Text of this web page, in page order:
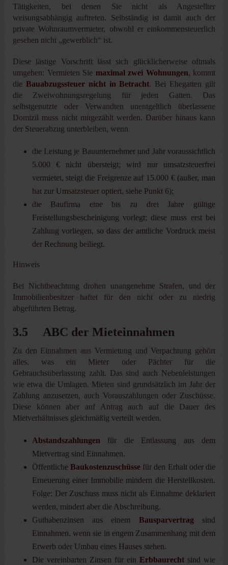
Tätigkeiten, bei denen Sie nicht als Angestellter
weisungsabhängig auftreten. Selbständig ist damit auch der
private Wohnraumvermieter, obwohl er einkommensteuerlich
gesehen nicht „gewerblich“ ist.
Diese lästige Vorschrift lässt sich glücklicherweise oftmals
umgehen: Vermieten Sie maximal zwei Wohnungen, kommt
die Bauabzugssteuer nicht in Betracht. Bei Ehegatten gilt
die Zweiwohnungsregelung für jeden Gatten. Das
selbstgenutzte oder Verwandten unentgeltlich überlassene
Domizil muss nicht mitgezählt werden. Darüber hinaus kann
der Steuerabzug unterbleiben, wenn
die Leistung je Bauunternehmer und Jahr voraussichtlich
5.000 € nicht übersteigt; wird nur umsatzsteuerfrei
vermietet, steigt die Freigrenze auf 15.000 € (außer, man
hat zur Umsatzsteuer optiert, siehe Punkt 6);
die Baufirma eine bis zu drei Jahre gültige
Freistellungsbescheinigung vorlegt; diese muss erst bei
Zahlung vorliegen, so dass der amtliche Vordruck meist
der Rechnung beiliegt.
Hinweis
Bei Nichtbeachtung drohen unangenehme Strafen, und der
Immobilienbesitzer haftet für den nicht oder zu niedrig
abgeführten Betrag.
3.5 ABC der Mieteinnahmen
Zu den Einnahmen aus Vermietung und Verpachtung gehört
alles, was ein Mieter oder Pächter für die
Gebrauchsüberlassung zahlt. Das sind auch Nebenleistungen
wie etwa die Umlagen. Mieten sind grundsätzlich im Jahr der
Zahlung anzusetzen, auch Vorauszahlungen oder Zuschüsse.
Diese können aber auf Antrag auch auf die Dauer des
Mietverhältnisses gleichmäßig verteilt werden.
Abstandszahlungen für die Entlassung aus dem
Mietvertrag sind Einnahmen.
Öffentliche Baukostenzuschüssefür den Erhalt oder die
Erneuerung einer Immobilie mindern die Herstellkosten.
Folge: Der Zuschuss muss nicht als Einnahme deklariert
werden, mindert aber die Abschreibung.
Guthabenzinsen aus einem Bausparvertrag sind
Einnahmen, wenn sie in engem Zusammenhang mit dem
Erwerb oder Umbau eines Hauses stehen.
Die vereinbarten Zinsen für ein Erbbaurechtsind wie